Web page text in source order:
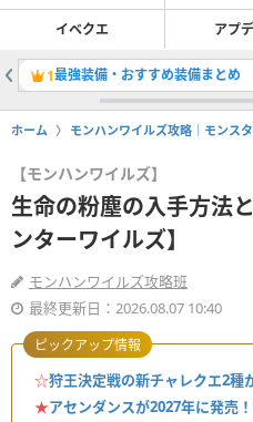
イベクエ アプ
1最強装備・おすすめ装備まとめ
ホーム モンハンワイルズ攻略｜モンス
【モンハンワイルズ】
生命の粉塵の入手方法
ンターワイルズ】
モンハンワイルズ攻略班
最終更新日：2026.08.07 10:40
☆狩王決定戦の新チャレクエ2種
★アセンダンスが2027年に発売
ピックアップ情報